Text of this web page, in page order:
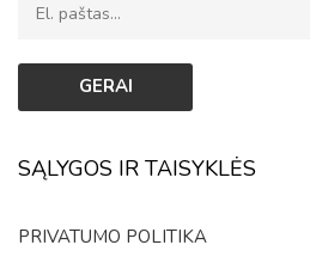
SĄLYGOS IR TAISYKLĖS
PRIVATUMO POLITIKA